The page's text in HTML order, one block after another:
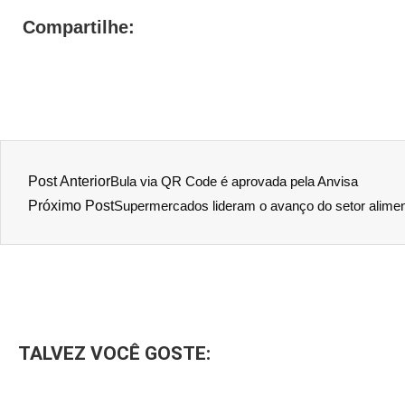
Compartilhe:
Post AnteriorBula via QR Code é aprovada pela Anvisa
Próximo PostSupermercados lideram o avanço do setor
TALVEZ VOCÊ GOSTE: